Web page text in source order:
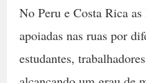
No Peru e Costa Rica
apoiadas nas ruas por
estudantes,